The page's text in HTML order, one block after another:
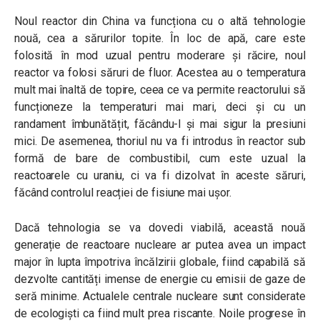
Noul reactor din China va funcționa cu o altă tehnologie
nouă, cea a sărurilor topite. În loc de apă, care este
folosită în mod uzual pentru moderare și răcire, noul
reactor va folosi săruri de fluor. Acestea au o temperatura
mult mai înaltă de topire, ceea ce va permite reactorului să
funcționeze la temperaturi mai mari, deci și cu un
randament îmbunătățit, făcându-l și mai sigur la presiuni
mici. De asemenea, thoriul nu va fi introdus în reactor sub
formă de bare de combustibil, cum este uzual la
reactoarele cu uraniu, ci va fi dizolvat în aceste săruri,
făcând controlul reacției de fisiune mai ușor.
Dacă tehnologia se va dovedi viabilă, această nouă
generație de reactoare nucleare ar putea avea un impact
major în lupta împotriva încălzirii globale, fiind capabilă să
dezvolte cantități imense de energie cu emisii de gaze de
seră minime. Actualele centrale nucleare sunt considerate
de ecologiști ca fiind mult prea riscante. Noile progrese în